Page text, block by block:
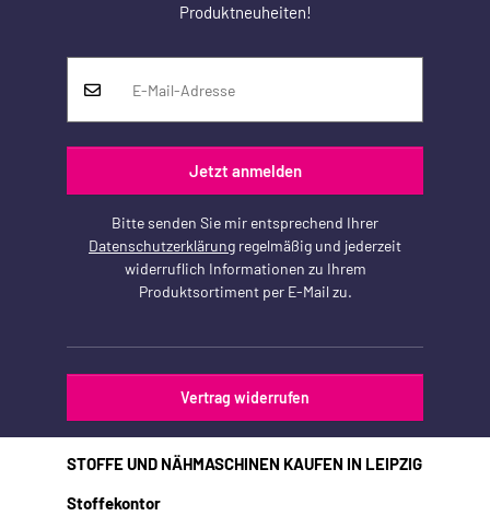
Produktneuheiten!
Jetzt anmelden
Bitte senden Sie mir entsprechend Ihrer
Datenschutzerklärung regelmäßig und jederzeit
widerruflich Informationen zu Ihrem
Produktsortiment per E-Mail zu.
Vertrag widerrufen
STOFFE UND NÄHMASCHINEN KAUFEN IN LEIPZIG
Stoffekontor